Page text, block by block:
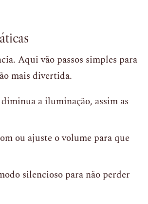
Aqui vão passos simples para
mais divertida.
a iluminação, assim as
ou ajuste o volume para que
silencioso para não perder